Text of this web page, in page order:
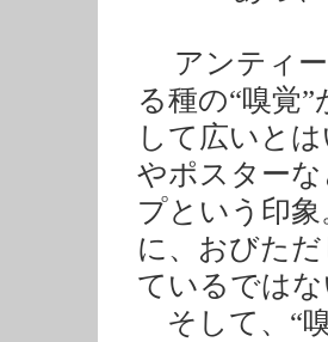
アンティー
る種の“嗅覚
して広いと
やポスター
プという印
に、おびた
ているではな
そして、“